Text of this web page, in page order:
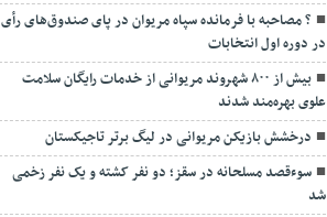
? مصاحبه با فرمانده سپاه مریوان در پای صندوق‌های رأی
در دوره اول انتخابات
بیش از ۸۰۰ شهروند مریوانی از خدمات رایگان سلامت
علوی بهره‌مند شدند
درخشش بازیکن مریوانی در لیگ برتر تاجیکستان
سوءقصد مسلحانه در سقز؛ دو نفر کشته و یک نفر زخمی
شد